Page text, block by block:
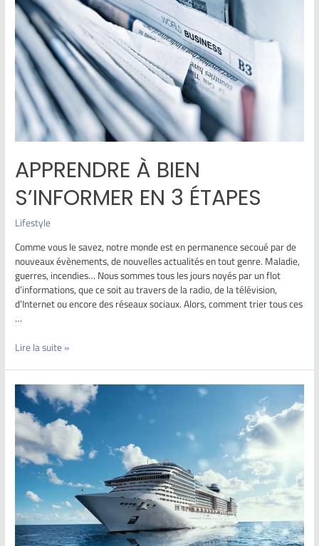
APPRENDRE À BIEN
S’INFORMER EN 3 ÉTAPES
Lifestyle
Comme vous le savez, notre monde est en permanence secoué par de
nouveaux évènements, de nouvelles actualités en tout genre. Maladie,
guerres, incendies… Nous sommes tous les jours noyés par un flot
d’informations, que ce soit au travers de la radio, de la télévision,
d’Internet ou encore des réseaux sociaux. Alors, comment trier tous ces
…
Lire la suite »